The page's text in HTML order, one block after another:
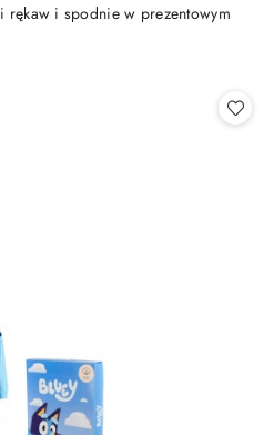
rękaw i spodnie w prezentowym